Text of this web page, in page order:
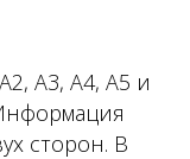
А3, А4, А5 и
сторон. В